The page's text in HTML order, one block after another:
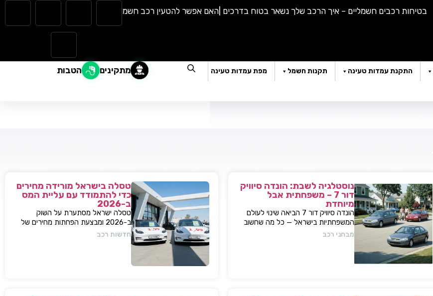
בטיחות רכבים חשמליים – איך הרכב שלך נשאר בטוח בדרכים |האם אפשר להטעין רכב חשמלי בגשם? כל מה שצריך לדעת |
התקנת עמדות טעינה תקנות חשמל מפת עמדות טעינה מתקינים הטבות
נוסטלגיה לשבת: הונדה סיוויק
דור 7 – משפחתית אבל
מיוחדת
הונדה סיוויק דור 7 הביאה שינוי לעולם
המשפחתיות בישראל — כל מה שחשוב
לדעת, מפרטים ועד השפעות על השוק
מבחני רכב
טסלה בישראל מורידה מחירים
כדי להתמודד עם עליית המס
ב-2026
טסלה ישראל מסתערת על השוק
ב-2026 ומבצעת הפחתות מחירים של
חדשות רכב